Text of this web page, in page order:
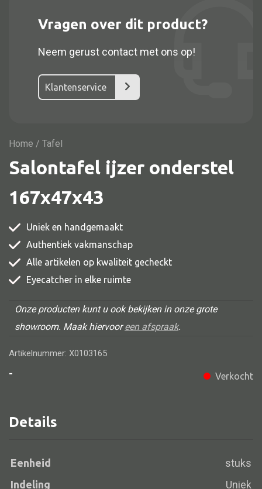
Alle kasten
Dressoir
Nachtkast
Vitrine
TV meubel
Comode
Alle stoelen
Eetkamer stoel
Fautteuil
Barstoel
Kinderstoel
Kruk
Vragen over dit product?
Neem gerust contact met ons op!
Klantenservice
Home / Tafel
Salontafel ijzer onderstel
167x47x43
Uniek en handgemaakt
Authentiek vakmanschap
Alle artikelen op kwaliteit gecheckt
Eyecatcher in elke ruimte
Onze producten kunt u ook bekijken in onze grote
showroom. Maak hiervooreen afspraak.
Artikelnummer: X0103165
-
Verkocht
Details
Eenheid stuks
Indeling Uniek